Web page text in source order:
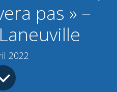
pas » –
2022